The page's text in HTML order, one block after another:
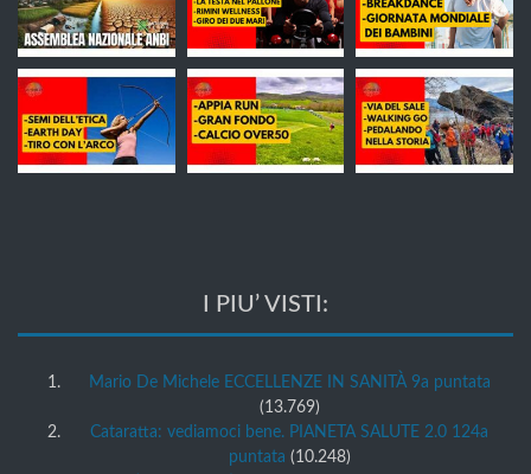
I PIU’ VISTI:
Mario De Michele ECCELLENZE IN SANITÀ 9a puntata
(13.769)
Cataratta: vediamoci bene. PIANETA SALUTE 2.0 124a
puntata (10.248)